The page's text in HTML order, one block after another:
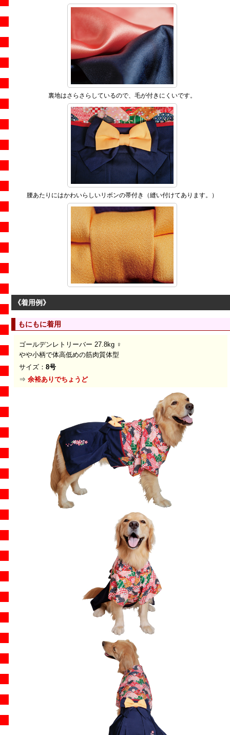
裏地はさらさらしているので、毛が付きにくいです。
腰あたりにはかわいらしいリボンの帯付き（縫い付けてあります。）
《着用例》
もにもに着用
ゴールデンレトリーバー 27.8kg ♀
やや小柄で体高低めの筋肉質体型
サイズ： 8号
⇒ 余裕ありでちょうど